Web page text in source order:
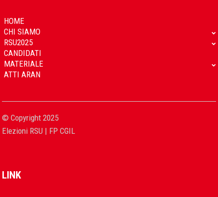
HOME
CHI SIAMO
RSU2025
CANDIDATI
MATERIALE
ATTI ARAN
© Copyright 2025
Elezioni RSU | FP CGIL
LINK